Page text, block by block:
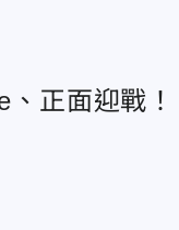
正面迎戰！